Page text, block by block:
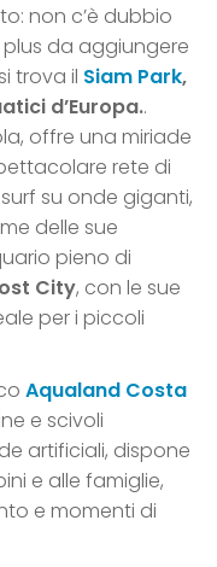
non c’è dubbio
da aggiungere
trova il Siam Park,
d’Europa..
offre una miriade
rete di
su onde giganti,
delle sue
pieno di
City, con le sue
per i piccoli
Aqualand Costa
e scivoli
artificiali, dispone
e alle famiglie,
e momenti di